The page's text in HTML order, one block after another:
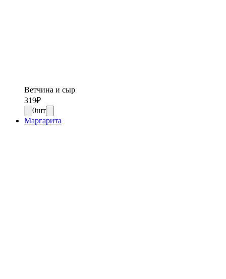
Ветчина и сыр
319₽
0шт
Маргарита